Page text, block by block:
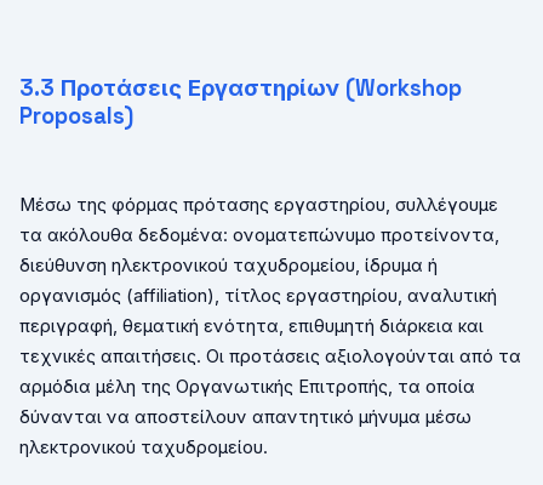
3.3 Προτάσεις Εργαστηρίων (Workshop
Proposals)
Μέσω της φόρμας πρότασης εργαστηρίου, συλλέγουμε
τα ακόλουθα δεδομένα: ονοματεπώνυμο προτείνοντα,
διεύθυνση ηλεκτρονικού ταχυδρομείου, ίδρυμα ή
οργανισμός (affiliation), τίτλος εργαστηρίου, αναλυτική
περιγραφή, θεματική ενότητα, επιθυμητή διάρκεια και
τεχνικές απαιτήσεις. Οι προτάσεις αξιολογούνται από τα
αρμόδια μέλη της Οργανωτικής Επιτροπής, τα οποία
δύνανται να αποστείλουν απαντητικό μήνυμα μέσω
ηλεκτρονικού ταχυδρομείου.